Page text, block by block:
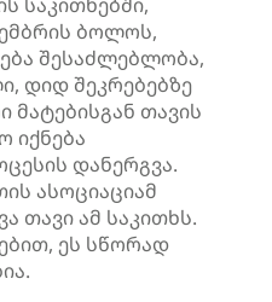
ბოლოს,
შესაძლებლობა,
დიდ შეკრებებზე
მატებისგან თავის
იქნება
დანერგვა.
ასოციაციამ
თავი ამ საკითხს.
ეს სწორად